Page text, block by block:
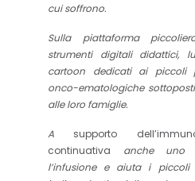
cui soffrono.
Sulla piattaforma
strumenti digitali didattici,
cartoon dedicati ai piccoli
onco-ematologiche
alle loro famiglie.
A supporto
continuativa anche uno
l’infusione e aiuta i